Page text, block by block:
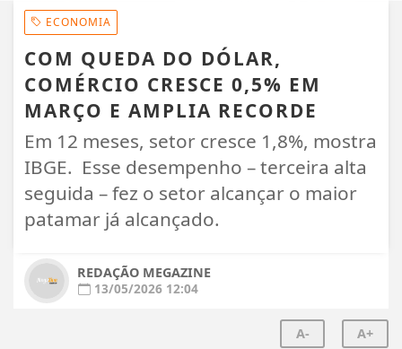
ECONOMIA
COM QUEDA DO DÓLAR,
COMÉRCIO CRESCE 0,5% EM
MARÇO E AMPLIA RECORDE
Em 12 meses, setor cresce 1,8%, mostra
IBGE. Esse desempenho – terceira alta
seguida – fez o setor alcançar o maior
patamar já alcançado.
REDAÇÃO MEGAZINE
13/05/2026 12:04
A- A+